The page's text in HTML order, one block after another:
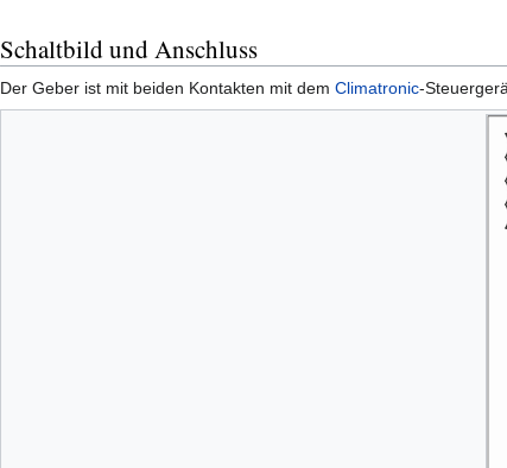
Schaltbild und Anschluss
Der Geber ist mit beiden Kontakten mit dem Climatronic-